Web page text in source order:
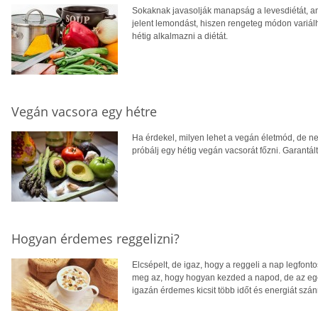
Sokaknak javasolják manapság a levesdiétát,
jelent lemondást, hiszen rengeteg módon
hétig alkalmazni a diétát.
Vegán vacsora egy hétre
Ha érdekel, milyen lehet a vegán életmód, de
próbálj egy hétig vegán vacsorát főzni.
Hogyan érdemes reggelizni?
Elcsépelt, de igaz, hogy a reggeli a nap
meg az, hogy hogyan kezded a napod, de az
igazán érdemes kicsit több időt és energiát